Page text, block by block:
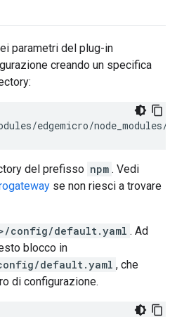
parametri del plug-in
creando un specifica
/edgemicro/node_modules/
del prefisso npm . Vedi
se non riesci a trovare
config/default.yaml . Ad
blocco in
default.yaml , che
di configurazione.